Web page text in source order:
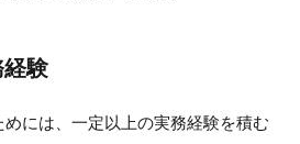
験
には、一定以上の実務経験を積む